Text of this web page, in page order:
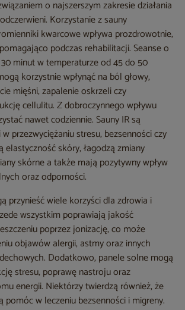
o najszerszym zakresie działania
Korzystanie z sauny
kwarcowe wpływa prozdrowotnie,
podczas rehabilitacji. Seanse o
minut w temperaturze od 45 do 50
korzystnie wpłynąć na ból głowy,
mięśni, zapalenie oskrzeli czy
cellulitu. Z dobroczynnego wpływu
nawet codziennie. Sauny IR są
przezwyciężaniu stresu, bezsenności czy
elastyczność skóry, łagodzą zmiany
skórne a także mają pozytywny wpływ
oraz odporności.
przynieść wiele korzyści dla zdrowia i
wszystkim poprawiają jakość
poprzez jonizację, co może
objawów alergii, astmy oraz innych
Dodatkowo, panele solne mogą
stresu, poprawę nastroju oraz
energii. Niektórzy twierdzą również, że
pomóc w leczeniu bezsenności i migreny.